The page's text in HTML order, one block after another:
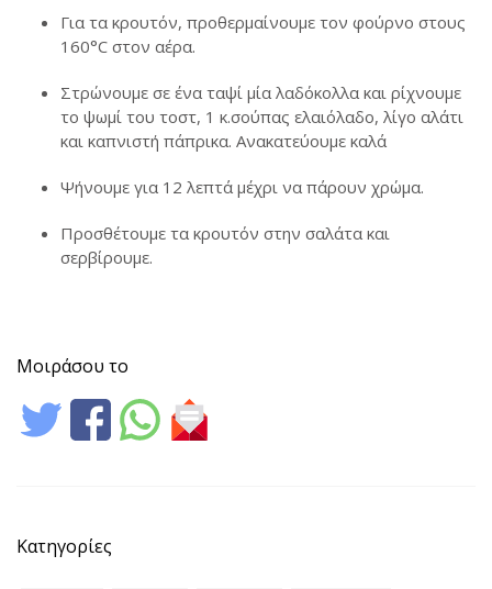
Για τα κρουτόν, προθερμαίνουμε τον φούρνο στους
160°C στον αέρα.
Στρώνουμε σε ένα ταψί μία λαδόκολλα και ρίχνουμε
το ψωμί του τοστ, 1 κ.σούπας ελαιόλαδο, λίγο αλάτι
και καπνιστή πάπρικα. Ανακατεύουμε καλά
Ψήνουμε για 12 λεπτά μέχρι να πάρουν χρώμα.
Προσθέτουμε τα κρουτόν στην σαλάτα και
σερβίρουμε.
Μοιράσου το
Κατηγορίες